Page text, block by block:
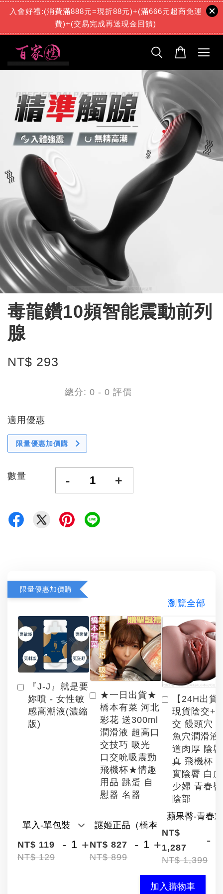
入會好禮:(消費滿888元=現折88元)+(滿666元超商免運
費)+(交易完成再送現金回饋)
毒龍鑽10頻智能震動前列
腺
NT$ 293
總分: 0 - 0 評價
適用優惠
限量優惠加價購
數量 - +
限量優惠加價購
瀏覽全部
『J-J』就是要
妳噴 - 女性敏
感高潮液(濃縮
版)
NT$ 119
NT$ 129
- +
★一日出貨★
橋本有菜 河北
彩花 送300ml
潤滑液 超高口
交技巧 吸光
口交吮吸震動
飛機杯★情趣
用品 跳蛋 自
慰器 名器
NT$ 827
NT$ 899
- +
【24H出貨
現貨陰交+
交 饅頭穴
魚穴潤滑液
道肉厚 陰
真 飛機杯
實陰脣 白
少婦 青春臀
陰部
NT$
1,287
NT$ 1,399
-
加入購物車